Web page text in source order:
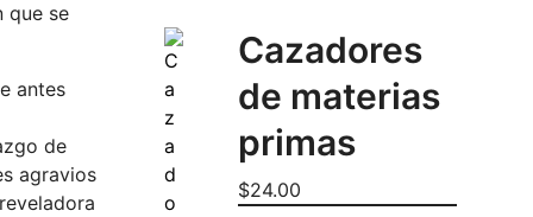
que se
antes
de
agravios
Cazadores
de materias
primas
$24.00